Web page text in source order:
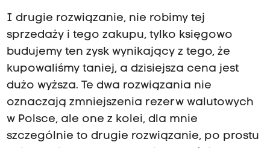
I drugie rozwiązanie, nie robimy tej
sprzedaży i tego zakupu, tylko księgowo
budujemy ten zysk wynikający z tego, że
kupowaliśmy taniej, a dzisiejsza cena jest
dużo wyższa. Te dwa rozwiązania nie
oznaczają zmniejszenia rezerw walutowych
w Polsce, ale one z kolei, dla mnie
szczególnie to drugie rozwiązanie, po prostu